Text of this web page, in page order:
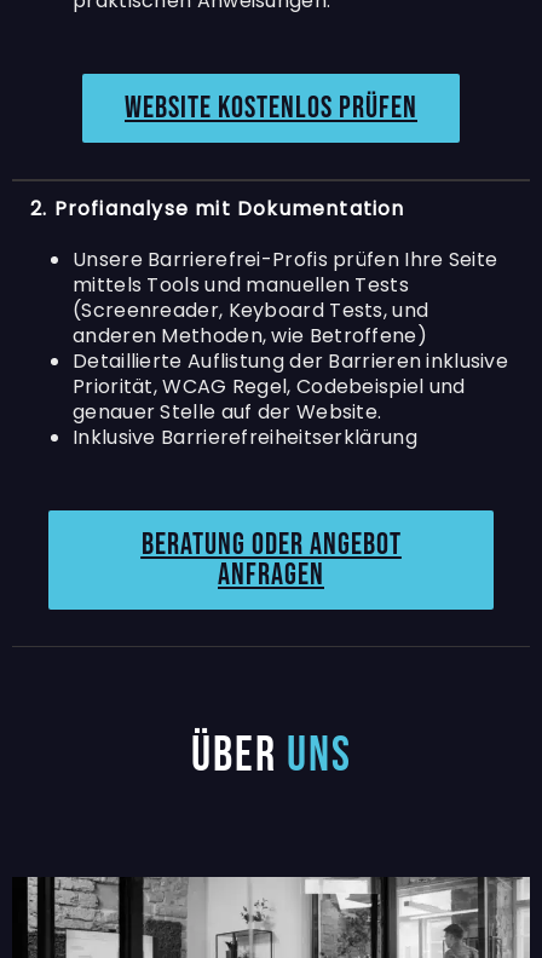
Website kostenlos prüfen
2. Profianalyse mit Dokumentation
Unsere Barrierefrei-Profis prüfen Ihre Seite
mittels Tools und manuellen Tests
(Screenreader, Keyboard Tests, und
anderen Methoden, wie Betroffene)
Detaillierte Auflistung der Barrieren inklusive
Priorität, WCAG Regel, Codebeispiel und
genauer Stelle auf der Website.
Inklusive Barrierefreiheitserklärung
Beratung oder angebot
anfragen
Über uns